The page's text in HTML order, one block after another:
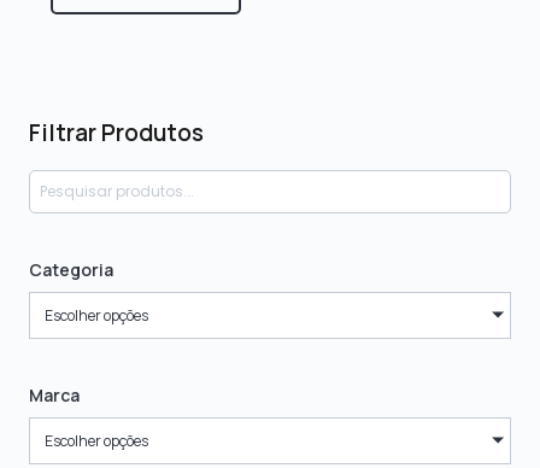
Filtrar Produtos
Categoria
Escolher opções
Marca
Escolher opções